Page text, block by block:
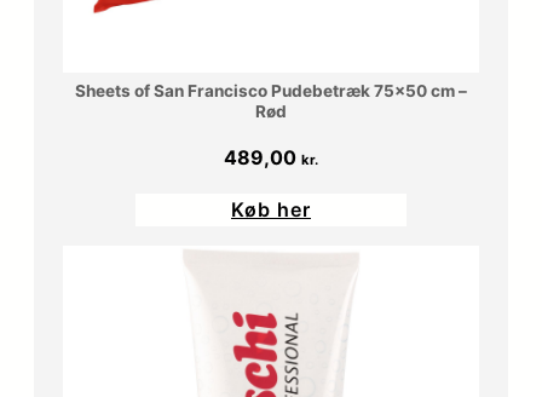
Sheets of San Francisco Pudebetræk 75×50 cm –
Rød
489,00 kr.
Køb her